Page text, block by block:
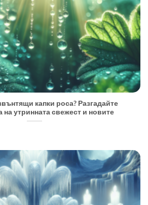
капки роса? Разгадайте
на утринната свежест и новите